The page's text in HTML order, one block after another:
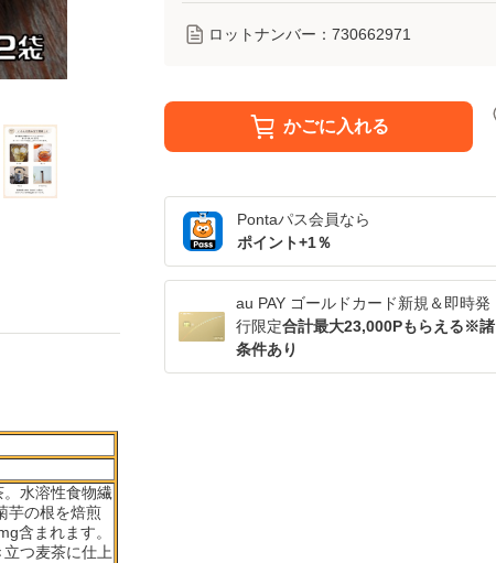
ロットナンバー： 730662971
かごに入れる
Pontaパス会員なら
ポイント+1％
au PAY ゴールドカード新規＆即時発
行限定合計最大23,000Pもらえる※諸
条件あり
水溶性食物繊
芋の根を焙煎
含まれます。
つ麦茶に仕上